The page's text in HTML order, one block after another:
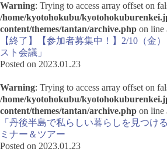
Warning: Trying to access array offset on
/home/kyotohokubu/
content/themes/tantan/archive.php on line
【終了】【参加者募集中！】2/10（金
スト会議」
Posted on 2023.01.23
Warning: Trying to access array offset on
/home/kyotohokubu/
content/themes/tantan/archive.php on line
「丹後半島で私らしい暮らしを見つけ
ミナー＆ツアー
Posted on 2023.01.23